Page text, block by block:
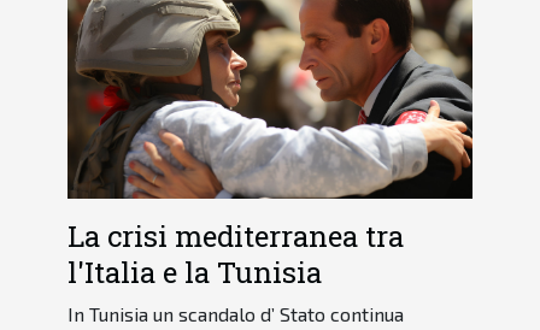
La crisi mediterranea tra
l'Italia e la Tunisia
In Tunisia un scandalo d’ Stato continua